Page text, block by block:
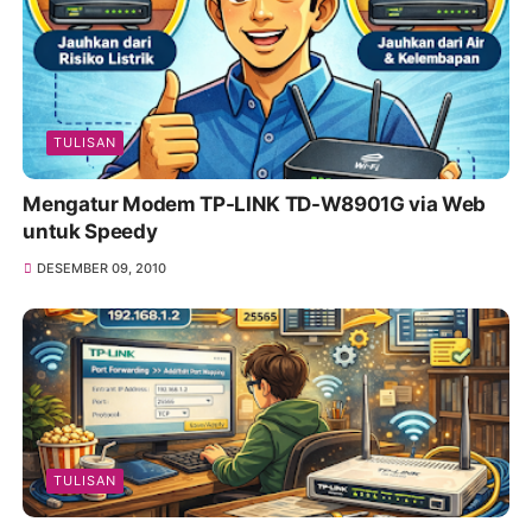
TULISAN
Mengatur Modem TP-LINK TD-W8901G via Web
untuk Speedy
DESEMBER 09, 2010
TULISAN